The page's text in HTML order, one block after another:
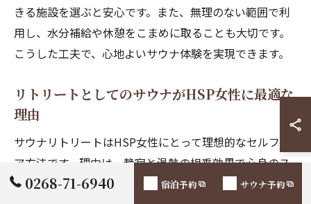
きる施設を選ぶと安心です。また、無理のない範囲で利
用し、水分補給や休憩をこまめに取ることも大切です。
こうした工夫で、心地よいサウナ体験を実現できます。
リトリートとしてのサウナがHSP女性に最適な
理由
サウナリトリートはHSP女性にとって理想的なセルフケ
ア方法です。理由は、静寂と温熱の相乗効果で心身のス
トレスを緩和し、内面からリセットできるからです。実
0268-71-6940 宿泊予約 サウナ予約